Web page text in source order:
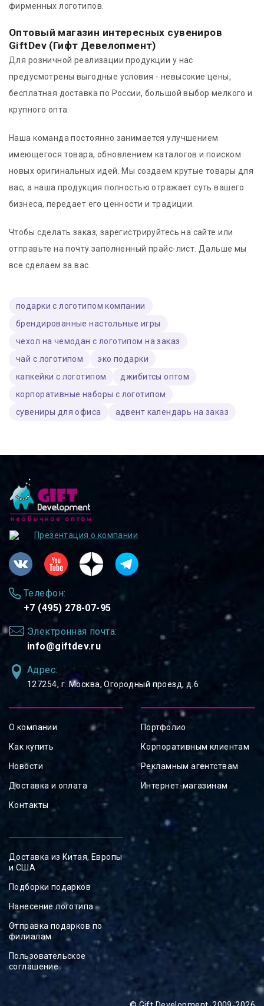
фирменных логотипов.
Оптовый магазин интересных сувениров
GiftDev (Гифт Девелопмент)
Для розничной реализации продукции у нас
предусмотрены выгодные условия - невысокие цены,
бесплатная доставка по России, большой выбор мелкого и
крупного опта.
Наша команда постоянно занимается улучшением
имеющегося товара, обновлением каталогов и поиском
новых оригинальных идей. Мы создаем крутые товары для
вас, а наша продукция полностью отражает суть вашего
бизнеса, передает его ценности и традиции.
Чтобы сделать заказ, зарегистрируйтесь на сайте или
отправьте на почту заполненный прайс-лист. Дальше мы
все сделаем за вас.
подарки с логотипом компании
брендированные настольные игры
чехол на чемодан с логотипом на заказ
чай с логотипом
эко подарки
капкейки с логотипом
джибитсы оптом
корпоративные наборы с логотипом
сувениры для офиса
адвент календарь на заказ
Презентация о компании
Телефон:
+7 (495) 278-07-95
Электронная почта:
info@giftdev.ru
Адрес:
127254, ⁠г. Москва, Огородный проезд, д.6
О компании
Как купить
Новости
Доставка и оплата
Контакты
Портфолио
Корпоративным клиентам
Рекламным агентствам
Интернет-магазинам
Доставка из Китая, Европы
и США
Подборки подарков
Нанесение логотипа
Отправка подарков по
филиалам
Пользовательское
соглашение